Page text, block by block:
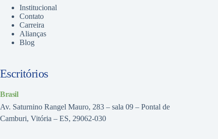
Institucional
Contato
Carreira
Alianças
Blog
Escritórios
Brasil
Av. Saturnino Rangel Mauro, 283 – sala 09 – Pontal de
Camburi, Vitória – ES, 29062-030